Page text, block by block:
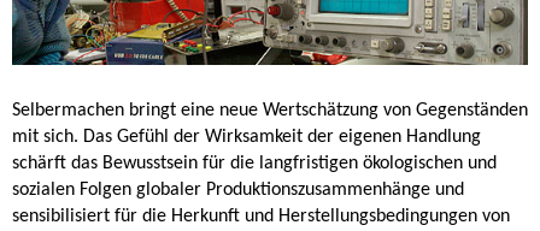
Selbermachen bringt eine neue Wertschätzung von Gegenständen
mit sich. Das Gefühl der Wirksamkeit der eigenen Handlung
schärft das Bewusstsein für die langfristigen ökologischen und
sozialen Folgen globaler Produktionszusammenhänge und
sensibilisiert für die Herkunft und Herstellungsbedingungen von